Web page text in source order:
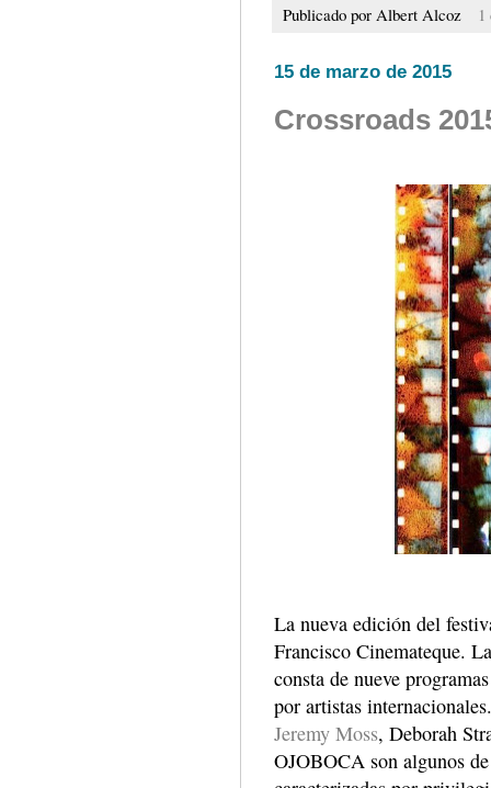
Publicado por Albert Alcoz
15 de marzo de 2015
Crossroads
La nueva edición del
Francisco Cinemateque.
consta de nueve
por artistas
Jeremy Moss, Deborah
OJOBOCA son algunos